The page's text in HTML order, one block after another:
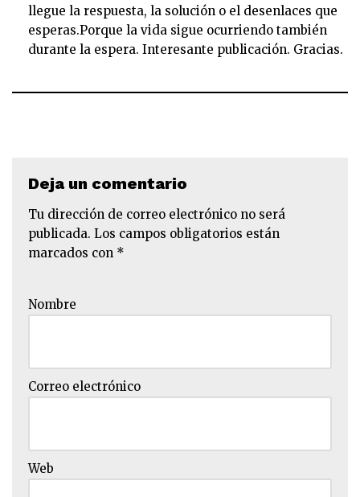
llegue la respuesta, la solución o el desenlaces que
esperas.Porque la vida sigue ocurriendo también
durante la espera. Interesante publicación. Gracias.
Deja un comentario
Tu dirección de correo electrónico no será
publicada. Los campos obligatorios están
marcados con *
Nombre
Correo electrónico
Web